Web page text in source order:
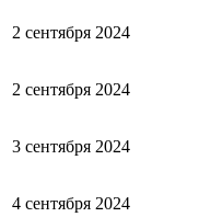
2 сентября 2024
2 сентября 2024
3 сентября 2024
4 сентября 2024